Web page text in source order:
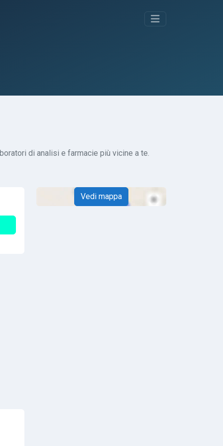
di analisi e farmacie più vicine a te.
Vedi mappa